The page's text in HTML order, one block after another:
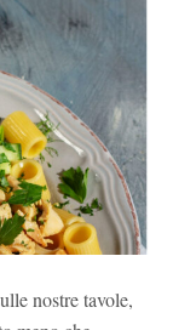
nostre tavole,